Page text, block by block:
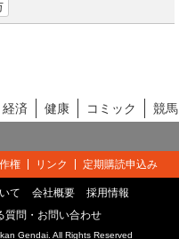
経済 健康 コミック 競馬
権 リンク 定期購読申込み
て 会社概要
採用情報
質問・お問い合わせ
Gendai. All Rights Reserved